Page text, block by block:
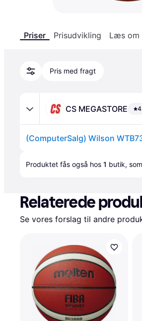
Priser Prisudvikling Læs om
Pris med fragt
CS MEGASTORE
Produktet fås også hos 1 butik,
Relaterede
Se vores forslag til andre